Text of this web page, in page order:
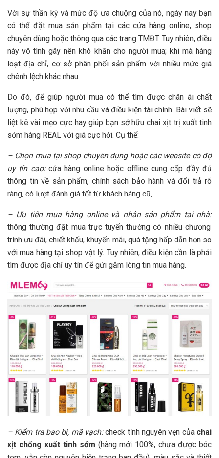
Với sự thần kỳ và mức độ ưa chuộng của nó, ngày nay bạn
có thể đặt mua sản phẩm tại các cửa hàng online, shop
chuyên dùng hoặc thông qua các trang TMĐT. Tuy nhiên, điều
này vô tình gây nên khó khăn cho người mua; khi mà hàng
loạt địa chỉ, cơ sở phân phối sản phẩm với nhiều mức giá
chênh lệch khác nhau.
Do đó, để giúp người mua có thể tìm được chân ái chất
lượng, phù hợp với nhu cầu và điều kiện tài chính. Bài viết sẽ
liệt kê vài mẹo cực hay giúp bạn sở hữu chai xịt trị xuất tinh
sớm hàng REAL với giá cực hời. Cụ thể:
– Chọn mua tại shop chuyên dụng hoặc các website có độ
uy tín cao:cửa hàng online hoặc offline cung cấp đầy đủ
thông tin về sản phẩm, chính sách bảo hành và đổi trả rõ
ràng, có lượt đánh giá tốt từ khách hàng cũ, …
– Ưu tiên mua hàng online và nhận sản phẩm tại nhà:
thông thường đặt mua trực tuyến thường có nhiều chương
trình ưu đãi, chiết khấu, khuyến mãi, quà tặng hấp dẫn hơn so
với mua hàng tại shop vật lý. Tuy nhiên, điều kiện cần là phải
tìm được địa chỉ uy tín để gửi gắm lòng tin mua hàng.
– Kiểm tra bao bì, mã vạch:check tính nguyên vẹn của chai
xịt chống xuất tinh sớm (hàng mới 100%, chưa được bóc